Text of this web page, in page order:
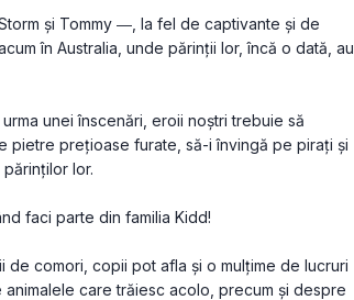
și Tommy ―, la fel de captivante și de
în Australia, unde părinții lor, încă o dată, au
unei înscenări, eroii noștri trebuie să
pietre prețioase furate, să-i învingă pe pirați și
lor.
de comori, copii pot afla și o mulțime de lucruri
care trăiesc acolo, precum și despre